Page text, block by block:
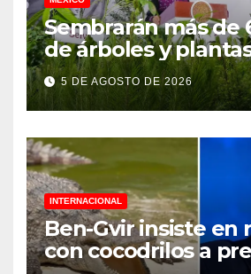
Sembrarán más de
de árboles y
Jornada Nacional
Reforestación 2026
5 DE AGOSTO DE 2026
INTERNACIONAL
Ben-Gvir insiste en
con cocodrilos a